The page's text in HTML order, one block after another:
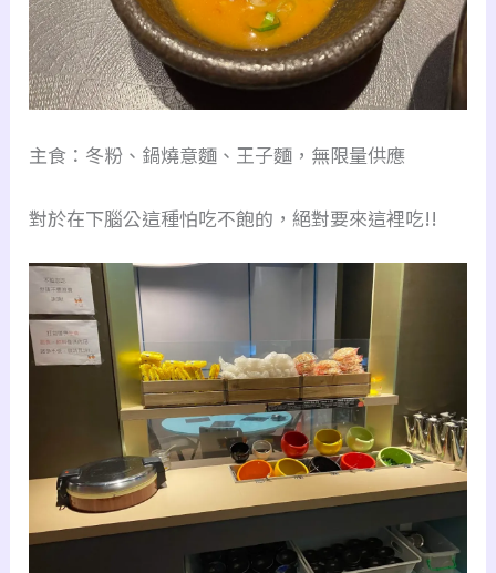
主食：冬粉、鍋燒意麵、王子麵，無限量供應
對於在下腦公這種怕吃不飽的，絕對要來這裡吃!!